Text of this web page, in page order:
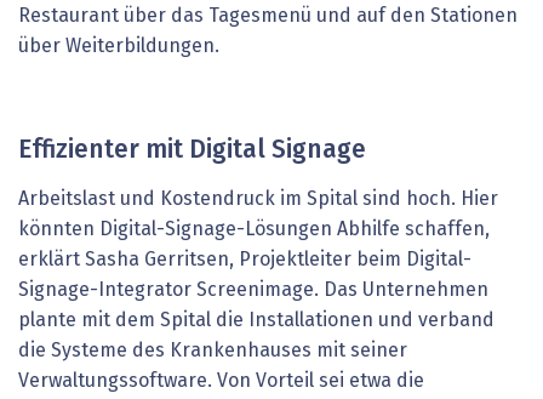
Restaurant über das Tagesmenü und auf den Stationen
über Weiterbildungen.
Effizienter mit Digital Signage
Arbeitslast und Kostendruck im Spital sind hoch. Hier
könnten Digital-Signage-Lösungen Abhilfe schaffen,
erklärt Sasha Gerritsen, Projektleiter beim Digital-
Signage-Integrator Screenimage. Das Unternehmen
plante mit dem Spital die Installationen und verband
die Systeme des Krankenhauses mit seiner
Verwaltungssoftware. Von Vorteil sei etwa die